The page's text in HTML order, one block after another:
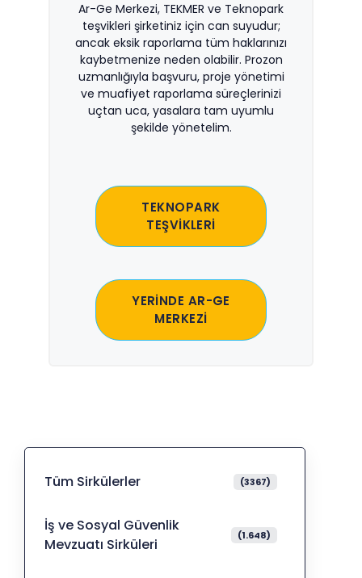
Ar-Ge Merkezi, TEKMER ve Teknopark
teşvikleri şirketiniz için can suyudur;
ancak eksik raporlama tüm haklarınızı
kaybetmenize neden olabilir. Prozon
uzmanlığıyla başvuru, proje yönetimi
ve muafiyet raporlama süreçlerinizi
uçtan uca, yasalara tam uyumlu
şekilde yönetelim.
TEKNOPARK
TEŞVİKLERİ
YERİNDE AR-GE
MERKEZİ
Tüm Sirkülerler (3367)
İş ve Sosyal Güvenlik
Mevzuatı Sirküleri
(1.648)